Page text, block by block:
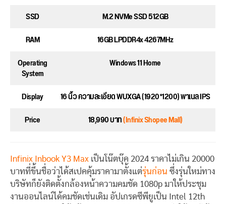
SSD
M.2 NVMe SSD 512GB
RAM
16GB LPDDR4x 4267MHz
Operating
System
Windows 11 Home
Display
16 นิ้ว ความละเอียด WUXGA (1920*1200) พาเนล IPS
Price
18,990 บาท(Infinix Shopee Mall)
Infinix Inbook Y3 Max เป็นโน๊ตบุ๊ค 2024 ราคาไม่เกิน 20000
บาทที่ขึ้นชื่อว่าได้สเปคคุ้มราคามาตั้งแต่รุ่นก่อน ซึ่งรุ่นใหม่ทาง
บริษัทก็ยังติดตั้งกล้องหน้าความคมชัด 1080p มาให้ประชุม
งานออนไลน์ได้คมชัดเช่นเดิม อัปเกรดซีพียูเป็น Intel 12th